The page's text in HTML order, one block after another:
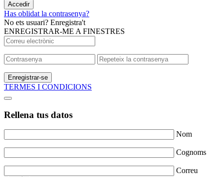
Accedir
Has oblidat la contrasenya?
No ets usuari? Enregistra't
ENREGISTRAR-ME A FINESTRES
Enregistrar-se
TERMES I CONDICIONS
Rellena tus datos
Nom
Cognoms
Correu